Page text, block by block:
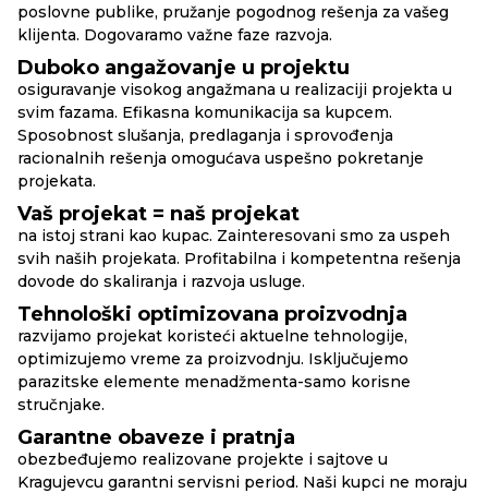
poslovne publike, pružanje pogodnog rešenja za vašeg
klijenta. Dogovaramo važne faze razvoja.
Duboko angažovanje u projektu
osiguravanje visokog angažmana u realizaciji projekta u
svim fazama. Efikasna komunikacija sa kupcem.
Sposobnost slušanja, predlaganja i sprovođenja
racionalnih rešenja omogućava uspešno pokretanje
projekata.
Vaš projekat = naš projekat
na istoj strani kao kupac. Zainteresovani smo za uspeh
svih naših projekata. Profitabilna i kompetentna rešenja
dovode do skaliranja i razvoja usluge.
Tehnološki optimizovana proizvodnja
razvijamo projekat koristeći aktuelne tehnologije,
optimizujemo vreme za proizvodnju. Isključujemo
parazitske elemente menadžmenta-samo korisne
stručnjake.
Garantne obaveze i pratnja
obezbeđujemo realizovane projekte i sajtove u
Kragujevcu garantni servisni period. Naši kupci ne moraju